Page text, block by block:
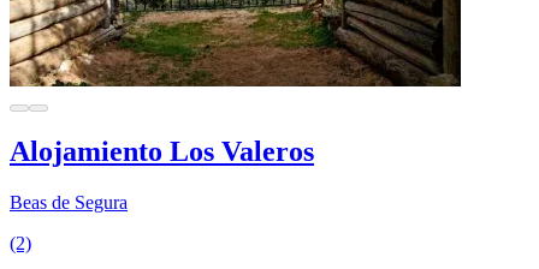
Alojamiento Los Valeros
Beas de Segura
(2)